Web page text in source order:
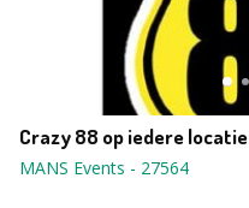
Crazy 88 op iedere locatie
MANS Events - 27564